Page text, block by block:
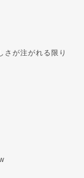
が注がれる限り